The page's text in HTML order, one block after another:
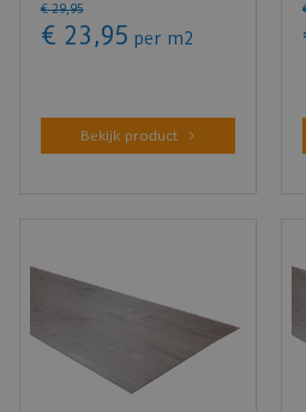
03490 (L…
€ 29,95
€ 23 ,95 per m2
Bekijk product